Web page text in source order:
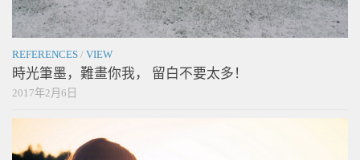
REFERENCES / VIEW
時光筆墨，難畫你我， 留白不要太多！
2017年2月6日